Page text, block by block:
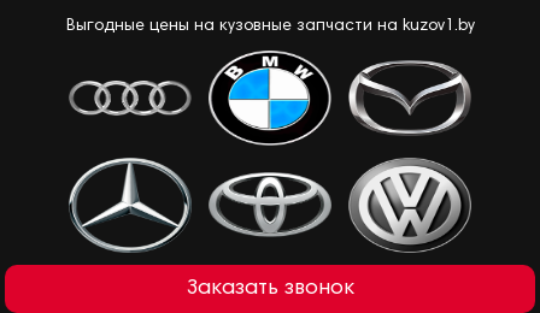
Выгодные цены на кузовные запчасти на kuzov1.by
Заказать звонок